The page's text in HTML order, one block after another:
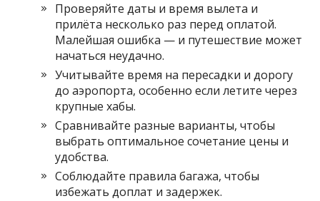
Проверяйте даты и время вылета и
прилёта несколько раз перед оплатой.
Малейшая ошибка — и путешествие может
начаться неудачно.
Учитывайте время на пересадки и дорогу
до аэропорта, особенно если летите через
крупные хабы.
Сравнивайте разные варианты, чтобы
выбрать оптимальное сочетание цены и
удобства.
Соблюдайте правила багажа, чтобы
избежать доплат и задержек.